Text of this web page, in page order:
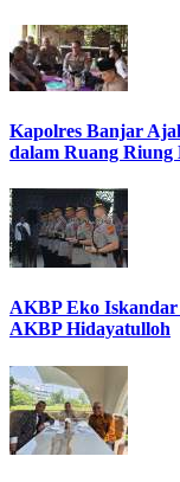
Kapolres Banjar
dalam Ruang Riung
AKBP Eko Iskandar
AKBP Hidayatulloh